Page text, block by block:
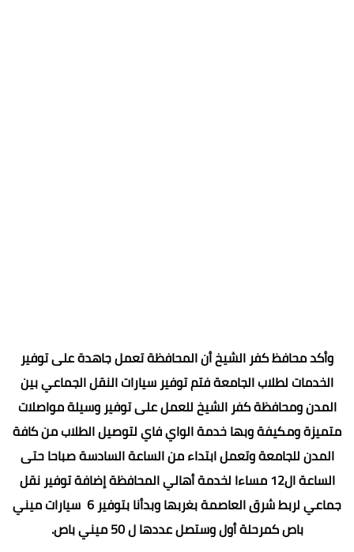
وأكد محافظ كفر الشيخ أن المحافظة تعمل جاهدة على توفير
الخدمات لطلاب الجامعة فتم توفير سيارات النقل الجماعي بين
المدن ومحافظة كفر الشيخ للعمل على توفير وسيلة مواصلات
متميزة ومكيفة وبها خدمة الواي فاي لتوصيل الطلاب من كافة
المدن للجامعة وتعمل ابتداء من الساعة السادسة صباحا حتى
الساعة ال12 مساءا لخدمة أهالي المحافظة إضافة توفير نقل
جماعي لربط شرق العاصمة بغربها وبدأنا بتوفير 6 سيارات ميني
باص كمرحلة أول وستصل عددها ل 50 ميني باص.